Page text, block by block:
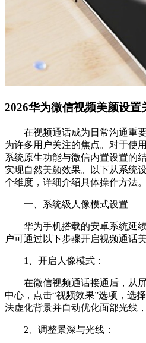
2026华为微信视频美颜设置
在视频通话成为日常沟通重要
为许多用户关注的焦点。对于使
系统原生功能与微信内置设置的
实现自然美颜效果。以下从系统
个维度，详细介绍具体操作方法。
一、系统级人像模式设置
华为手机搭载的安卓系统延续
户可通过以下步骤开启视频通话美
1、开启人像模式：
在微信视频通话接通后，从屏
中心，点击“视频效果”选项，选
法虚化背景并自动优化面部光线
2、调整景深与光线：